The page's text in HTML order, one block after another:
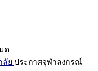
ด
ลัย ประกาศจุฬาลงกรณ์